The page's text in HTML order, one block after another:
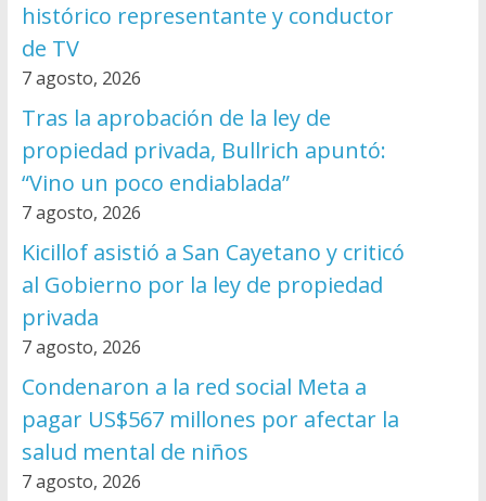
histórico representante y conductor
de TV
7 agosto, 2026
Tras la aprobación de la ley de
propiedad privada, Bullrich apuntó:
“Vino un poco endiablada”
7 agosto, 2026
Kicillof asistió a San Cayetano y criticó
al Gobierno por la ley de propiedad
privada
7 agosto, 2026
Condenaron a la red social Meta a
pagar US$567 millones por afectar la
salud mental de niños
7 agosto, 2026